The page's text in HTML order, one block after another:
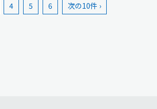
4 5 6 次の10件 ›